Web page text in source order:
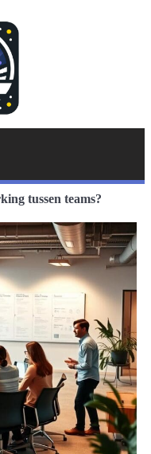
tussen teams?